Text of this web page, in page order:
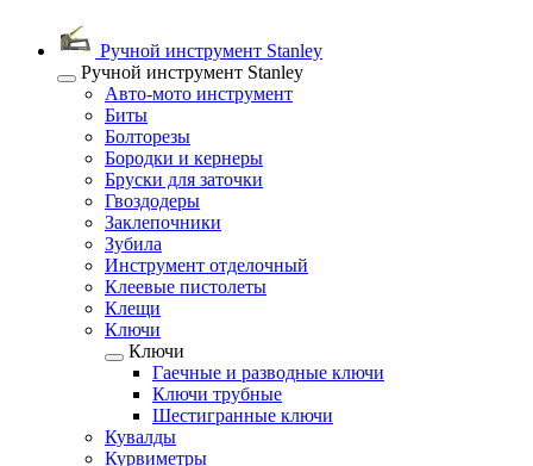
Ручной инструмент Stanley
Ручной инструмент Stanley
Авто-мото инструмент
Биты
Болторезы
Бородки и кернеры
Бруски для заточки
Гвоздодеры
Заклепочники
Зубила
Инструмент отделочный
Клеевые пистолеты
Клещи
Ключи
Ключи
Гаечные и разводные ключи
Ключи трубные
Шестигранные ключи
Кувалды
Курвиметры